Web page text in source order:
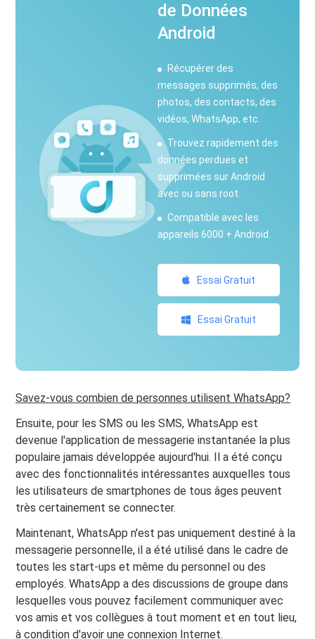
de Données
Android
Récupérer des
messages supprimés, des
photos, des contacts, des
vidéos, WhatsApp, etc.
Trouvez rapidement des
données perdues et
supprimées sur Android
avec ou sans root.
Compatible avec les
appareils 6000 + Android.
Essai Gratuit
Essai Gratuit
Savez-vous combien de personnes utilisent WhatsApp?
Ensuite, pour les SMS ou les SMS, WhatsApp est
devenue l'application de messagerie instantanée la plus
populaire jamais développée aujourd'hui. Il a été conçu
avec des fonctionnalités intéressantes auxquelles tous
les utilisateurs de smartphones de tous âges peuvent
très certainement se connecter.
Maintenant, WhatsApp n'est pas uniquement destiné à la
messagerie personnelle, il a été utilisé dans le cadre de
toutes les start-ups et même du personnel ou des
employés. WhatsApp a des discussions de groupe dans
lesquelles vous pouvez facilement communiquer avec
vos amis et vos collègues à tout moment et en tout lieu,
à condition d'avoir une connexion Internet.